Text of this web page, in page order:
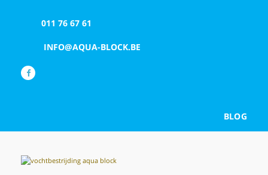
011 76 67 61
INFO@AQUA-BLOCK.BE
BLOG